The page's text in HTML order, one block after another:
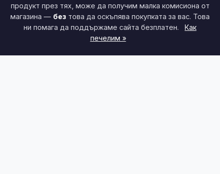
продукт през тях, може да получим малка комисиона от
магазина — без това да оскъпява покупката за вас. Това
ни помага да поддържаме сайта безплатен.
Как
печелим »